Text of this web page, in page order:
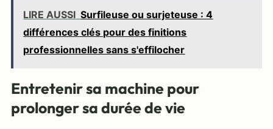
LIRE AUSSI Surfileuse ou surjeteuse : 4
différences clés pour des finitions
professionnelles sans s'effilocher
Entretenir sa machine pour
prolonger sa durée de vie